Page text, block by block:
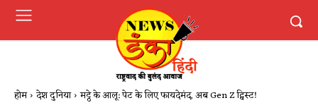
होम देश दुनिया मट्ठे के आलू: पेट के लिए फायदेमंद, अब Gen Z ट्विस्ट!